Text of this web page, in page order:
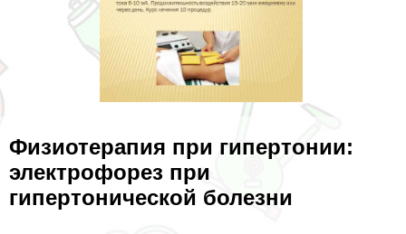
Физиотерапия при гипертонии:
электрофорез при
гипертонической болезни